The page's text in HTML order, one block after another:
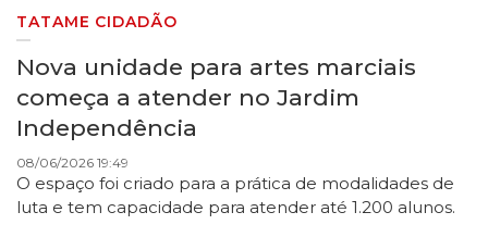
TATAME CIDADÃO
Nova unidade para artes marciais
começa a atender no Jardim
Independência
08/06/2026 19:49
O espaço foi criado para a prática de modalidades de
luta e tem capacidade para atender até 1.200 alunos.